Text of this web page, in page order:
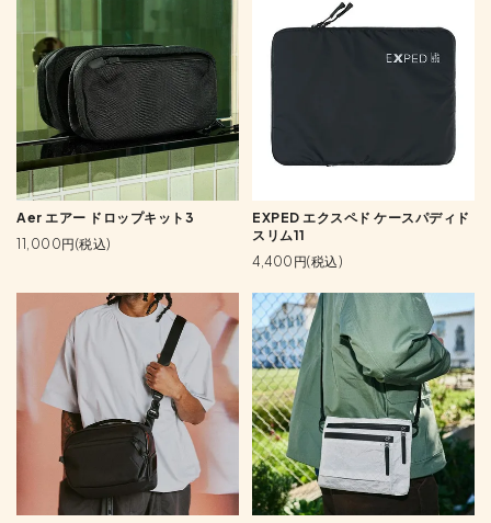
Aer エアー ドロップキット3
11,000円(税込)
EXPED エクスペド ケースパディド
スリム11
4,400円(税込)